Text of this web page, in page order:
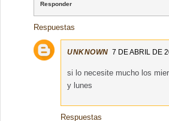
Responder
Respuestas
UNKNOWN 7 DE ABRIL DE
si lo necesite mucho los
y lunes
Respuestas